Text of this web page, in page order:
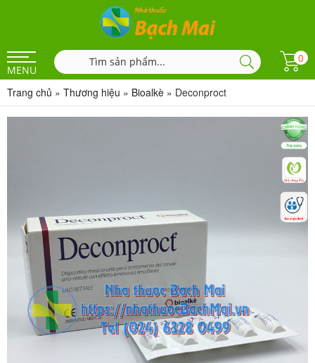
MENU
0
Trang chủ » Thương hiệu » Bioalkè » Deconproct